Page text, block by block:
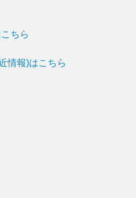
ちら
情報)はこちら